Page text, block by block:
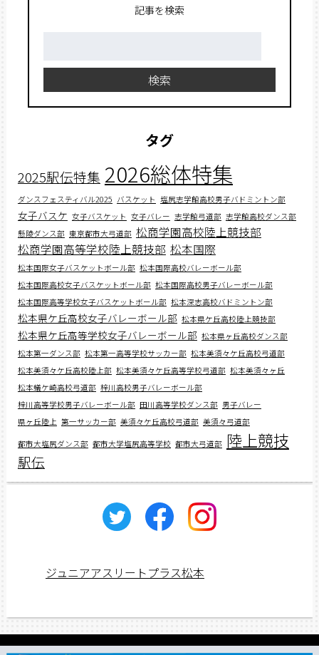
記事を検索
検索
タグ
2025駅伝特集 2026総体特集
ダンスフェスティバル2025 バスケット 塩尻志学館高校男子バドミントン部
女子バスケ 女子バスケット 女子バレー 志学館弓道部 志学館高校ダンス部
懸陵ダンス部 東京都市大弓道部 松商学園高校陸上競技部
松商学園高等学校陸上競技部 松本国際
松本国際女子バスケットボール部 松本国際高校バレーボール部
松本国際高校女子バスケットボール部 松本国際高校男子バレーボール部
松本国際高等学校女子バスケットボール部 松本深志高校バドミントン部
松本県ケ丘高校女子バレーボール部 松本県ケ丘高校陸上競技部
松本県ケ丘高等学校女子バレーボール部 松本県ヶ丘高校ダンス部
松本第一ダンス部 松本第一高等学校サッカー部 松本美須々ケ丘高校弓道部
松本美須々ケ丘高校陸上部 松本美須々ケ丘高等学校弓道部 松本美須々ヶ丘
松本蟻ケ崎高校弓道部 梓川高校男子バレーボール部
梓川高等学校男子バレーボール部 田川高等学校ダンス部 男子バレー
県ヶ丘陸上 第一サッカー部 美須々ケ丘高校弓道部 美須々弓道部
都市大塩尻ダンス部 都市大学塩尻高等学校 都市大弓道部 陸上競技
駅伝
ジュニアアスリートプラス松本